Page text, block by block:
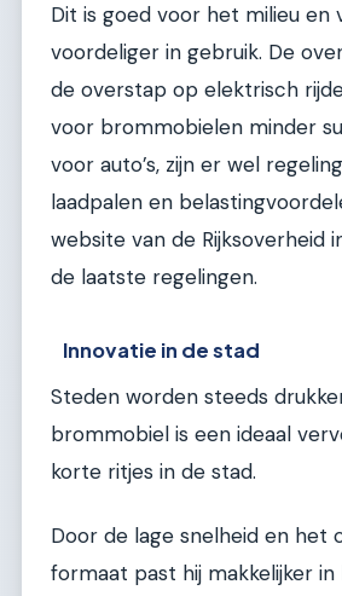
Dit is goed voor het milieu en
voordeliger in gebruik. De
de overstap op elektrisch
voor brommobielen minder
voor auto’s, zijn er wel
laadpalen en
website van de Rijksoverheid
de laatste regelingen.
Innovatie in de stad
Steden worden steeds
brommobiel is een ideaal
korte ritjes in de stad.
Door de lage snelheid en het
formaat past hij makkelijker